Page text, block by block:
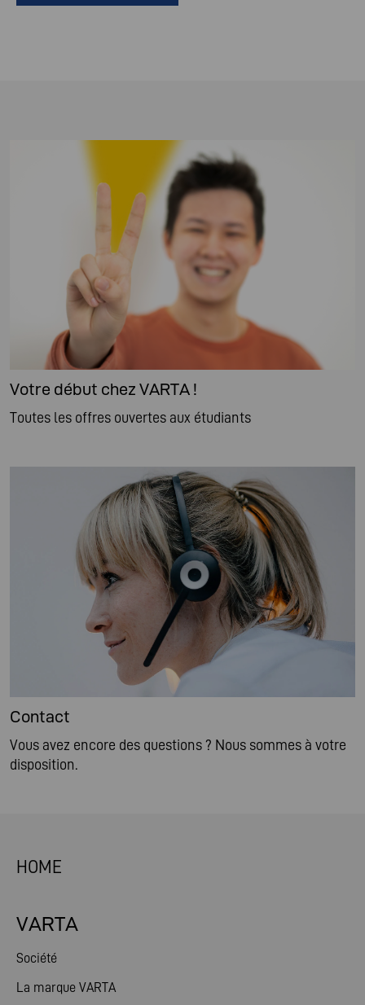
Votre début chez VARTA !
Toutes les offres ouvertes aux étudiants
Contact
Vous avez encore des questions ? Nous sommes à votre
disposition.
HOME
VARTA
Société
La marque VARTA